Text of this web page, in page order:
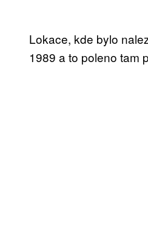
Lokace, kde bylo
1989 a to poleno tam